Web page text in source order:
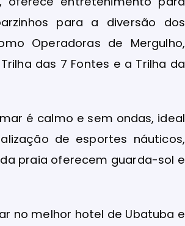
para a diversão dos
Operadoras de Mergulho,
das 7 Fontes e a Trilha da
é calmo e sem ondas, ideal
de esportes náuticos,
praia oferecem guarda-sol e
no melhor hotel de Ubatuba e